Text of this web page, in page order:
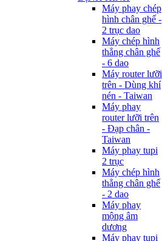
Máy phay chép
hình chân ghế -
2 trục dao
Máy chép hình
thẳng chân ghế
- 6 dao
Máy router lưỡi
trên - Dùng khí
nén - Taiwan
Máy phay
router lưỡi trên
- Đạp chân -
Taiwan
Máy phay tupi
2 trục
Máy chép hình
thẳng chân ghế
- 2 dao
Máy phay
mộng âm
dương
Máy phay tupi